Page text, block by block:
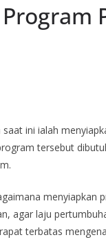
ini ialah
tersebut
menyiapkan
agar laju
terbatas